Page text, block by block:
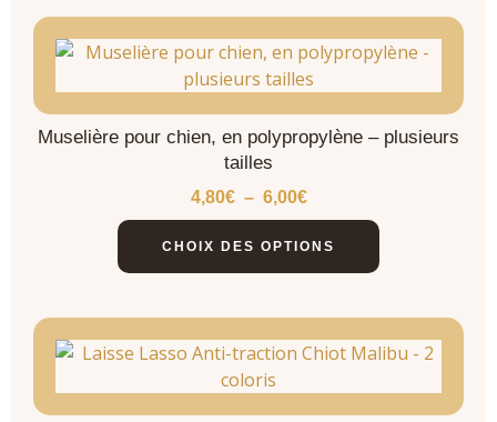
Muselière pour chien, en polypropylène – plusieurs
tailles
4,80€ – 6,00€
CHOIX DES OPTIONS